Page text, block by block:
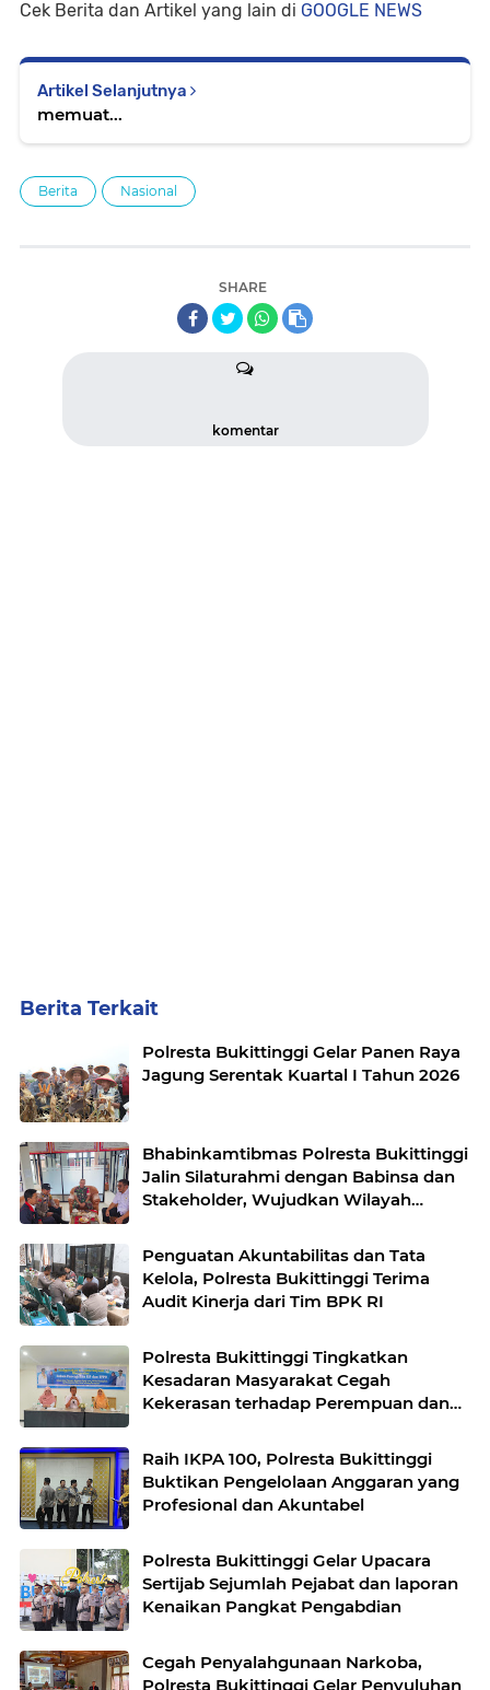
Cek Berita dan Artikel yang lain di GOOGLE NEWS
Artikel Selanjutnya
memuat...
Berita Nasional
SHARE
komentar
Berita Terkait
Polresta Bukittinggi Gelar Panen Raya
Jagung Serentak Kuartal I Tahun 2026
Bhabinkamtibmas Polresta Bukittinggi
Jalin Silaturahmi dengan Babinsa dan
Stakeholder, Wujudkan Wilayah
Penguatan Akuntabilitas dan Tata
Kelola, Polresta Bukittinggi Terima
Audit Kinerja dari Tim BPK RI
Polresta Bukittinggi Tingkatkan
Kesadaran Masyarakat Cegah
Kekerasan terhadap Perempuan dan
Raih IKPA 100, Polresta Bukittinggi
Buktikan Pengelolaan Anggaran yang
Profesional dan Akuntabel
Polresta Bukittinggi Gelar Upacara
Sertijab Sejumlah Pejabat dan laporan
Kenaikan Pangkat Pengabdian
Cegah Penyalahgunaan Narkoba,
Polresta Bukittinggi Gelar Penyuluhan